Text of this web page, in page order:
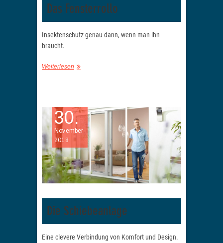
Das Fensterrollo
Insektenschutz genau dann, wenn man ihn
braucht.
Weiterlesen
30.
November
2018
Die Schiebeanlage
Eine clevere Verbindung von Komfort und Design.